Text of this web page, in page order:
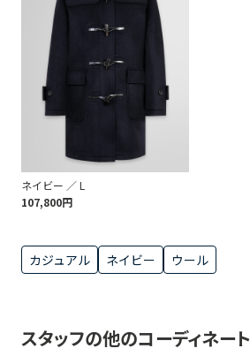
ネイビー ／ L
107,800円
カジュアル ネイビー ウール
スタッフの他のコーディネート